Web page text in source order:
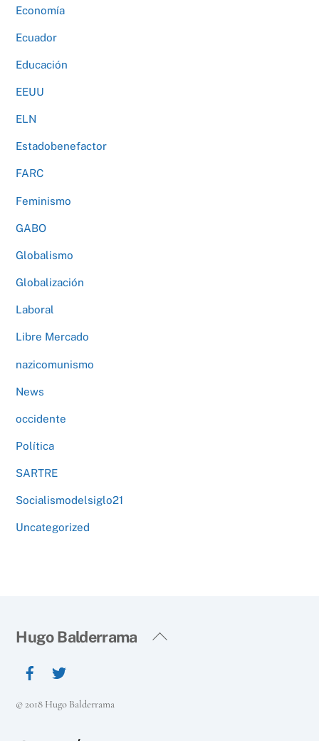
Economía
Ecuador
Educación
EEUU
ELN
Estadobenefactor
FARC
Feminismo
GABO
Globalismo
Globalización
Laboral
Libre Mercado
nazicomunismo
News
occidente
Política
SARTRE
Socialismodelsiglo21
Uncategorized
Back
Hugo Balderrama
© 2018 Hugo Balderrama